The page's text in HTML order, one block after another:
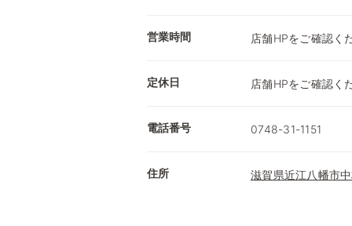
営業時間 店舗HPをご確認く
定休日 店舗HPをご確認く
電話番号 0748-31-1151
住所 滋賀県近江八幡市